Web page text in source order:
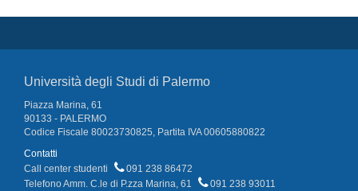
Università degli Studi di Palermo
Piazza Marina, 61
90133 - PALERMO
Codice Fiscale 80023730825, Partita IVA 00605880822
Contatti
Call center studenti
091 238 86472
Telefono Amm. C.le di P.zza Marina, 61
091 238 93011